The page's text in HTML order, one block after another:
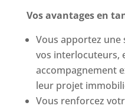
Vos avantages en
Vous apportez une
vos interlocuteurs,
accompagnement
leur projet
Vous renforcez